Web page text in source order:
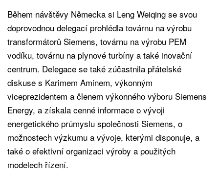
Během návštěvy Německa si Leng Weiqing se svou
doprovodnou delegací prohlédla továrnu na výrobu
transformátorů Siemens, továrnu na výrobu PEM
vodíku, továrnu na plynové turbíny a také inovační
centrum. Delegace se také zúčastnila přátelské
diskuse s Karimem Aminem, výkonným
viceprezidentem a členem výkonného výboru Siemens
Energy, a získala cenné informace o vývoji
energetického průmyslu společnosti Siemens, o
možnostech výzkumu a vývoje, kterými disponuje, a
také o efektivní organizaci výroby a použitých
modelech řízení.